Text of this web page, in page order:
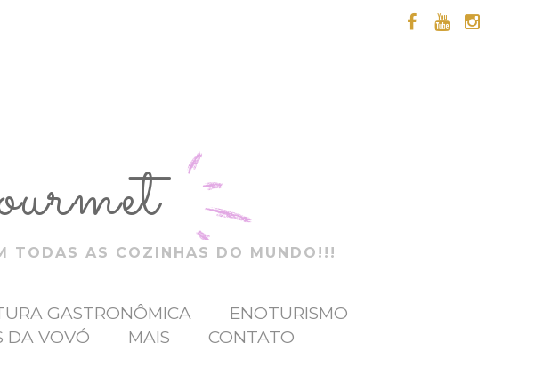
TODAS AS COZINHAS DO MUNDO!!!
GASTRONÔMICA
ENOTURISMO
DA VOVÓ MAIS CONTATO